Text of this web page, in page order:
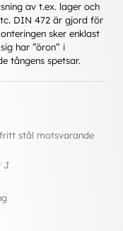
av t.ex. lager och
DIN 472 är gjord för
sker enklast
har ”öron” i
tångens spetsar.
stål motsvarande
J